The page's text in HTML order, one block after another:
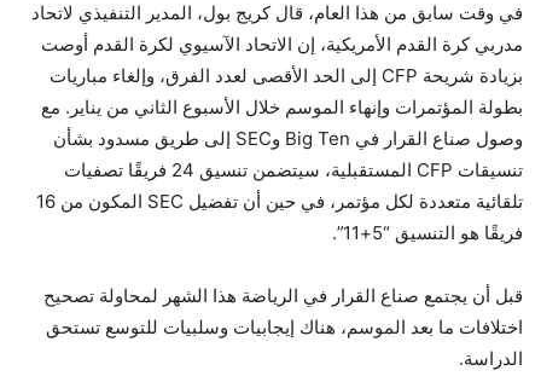
في وقت سابق من هذا العام، قال كريج بول، المدير التنفيذي لاتحاد
مدربي كرة القدم الأمريكية، إن الاتحاد الآسيوي لكرة القدم أوصت
بزيادة شريحة CFP إلى الحد الأقصى لعدد الفرق، وإلغاء مباريات
بطولة المؤتمرات وإنهاء الموسم خلال الأسبوع الثاني من يناير. مع
وصول صناع القرار في Big Ten وSEC إلى طريق مسدود بشأن
تنسيقات CFP المستقبلية، سيتضمن تنسيق 24 فريقًا تصفيات
تلقائية متعددة لكل مؤتمر، في حين أن تفضيل SEC المكون من 16
فريقًا هو التنسيق “5+11”.
قبل أن يجتمع صناع القرار في الرياضة هذا الشهر لمحاولة تصحيح
اختلافات ما بعد الموسم، هناك إيجابيات وسلبيات للتوسع تستحق
الدراسة.